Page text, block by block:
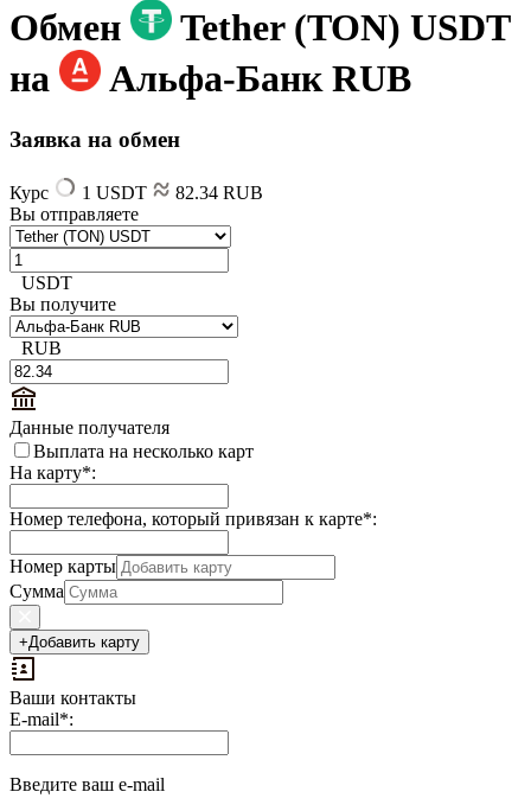
Обмен
Tether (TON) USDT
на
Альфа-Банк RUB
Заявка на обмен
Курс 1 USDT
82.34 RUB
Вы отправляете
USDT
Вы получите
RUB
Данные получателя
Выплата на несколько карт
На карту*:
Номер телефона, который привязан к карте*:
Номер карты
Сумма
+Добавить карту
Ваши контакты
Выплаты
доп.
поле:
E-mail*:
Введите ваш e-mail